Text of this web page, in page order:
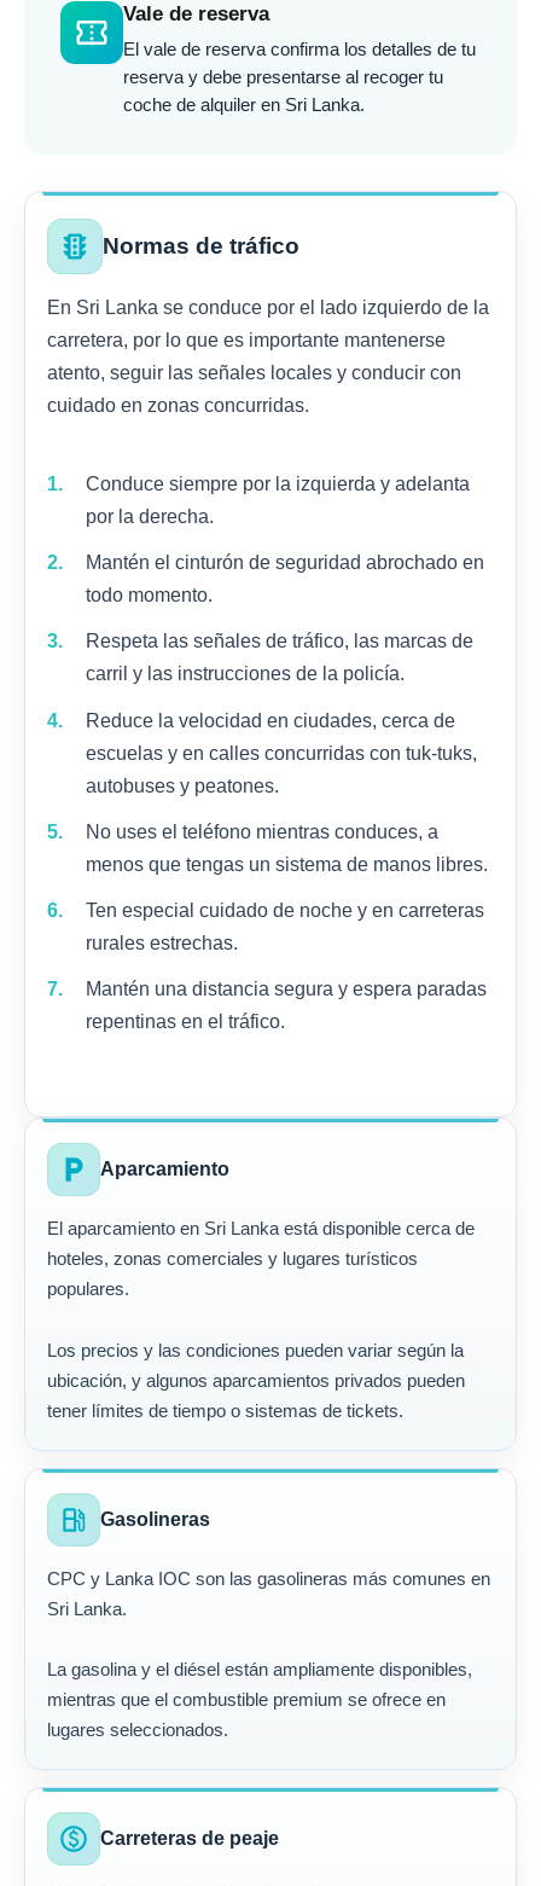
confirmation_number
Vale de reserva
El vale de reserva confirma los detalles de tu
reserva y debe presentarse al recoger tu
coche de alquiler en Sri Lanka.
traffic Normas de tráfico
En Sri Lanka se conduce por el lado izquierdo de la
carretera, por lo que es importante mantenerse
atento, seguir las señales locales y conducir con
cuidado en zonas concurridas.
Conduce siempre por la izquierda y adelanta
por la derecha.
Mantén el cinturón de seguridad abrochado en
todo momento.
Respeta las señales de tráfico, las marcas de
carril y las instrucciones de la policía.
Reduce la velocidad en ciudades, cerca de
escuelas y en calles concurridas con tuk-tuks,
autobuses y peatones.
No uses el teléfono mientras conduces, a
menos que tengas un sistema de manos libres.
Ten especial cuidado de noche y en carreteras
rurales estrechas.
Mantén una distancia segura y espera paradas
repentinas en el tráfico.
local_parking Aparcamiento
El aparcamiento en Sri Lanka está disponible cerca de
hoteles, zonas comerciales y lugares turísticos
populares.
Los precios y las condiciones pueden variar según la
ubicación, y algunos aparcamientos privados pueden
tener límites de tiempo o sistemas de tickets.
local_gas_station Gasolineras
CPC y Lanka IOC son las gasolineras más comunes en
Sri Lanka.
La gasolina y el diésel están ampliamente disponibles,
mientras que el combustible premium se ofrece en
lugares seleccionados.
paid Carreteras de peaje